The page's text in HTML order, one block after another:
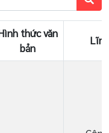
thức văn
bản